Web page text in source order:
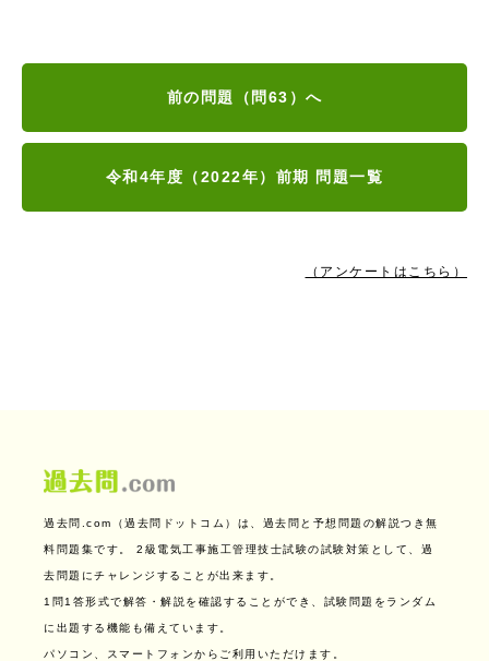
前の問題（問63）へ
令和4年度（2022年）前期 問題一覧
（アンケートはこちら）
過去問.com（過去問ドットコム）は、過去問と予想問題の解説つき無
料問題集です。 2級電気工事施工管理技士試験の試験対策として、過
去問題にチャレンジすることが出来ます。
1問1答形式で解答・解説を確認することができ、試験問題をランダム
に出題する機能も備えています。
パソコン、スマートフォンからご利用いただけます。